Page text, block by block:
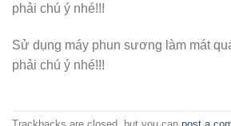
phải chú ý nhé!!!
Sử dụng máy phun sương làm mát
phải chú ý nhé!!!